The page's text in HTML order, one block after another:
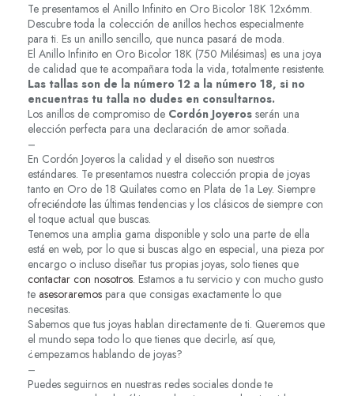
Te presentamos el Anillo Infinito en Oro Bicolor 18K 12x6mm.
Descubre toda la colección de anillos hechos especialmente
para ti. Es un anillo sencillo, que nunca pasará de moda.
El Anillo Infinito en Oro Bicolor 18K (750 Milésimas) es una joya
de calidad que te acompañara toda la vida, totalmente resistente.
Las tallas son de la número 12 a la número 18, si no
encuentras tu talla no dudes en consultarnos.
Los anillos de compromiso de Cordón Joyeros serán una
elección perfecta para una declaración de amor soñada.
–
En Cordón Joyeros la calidad y el diseño son nuestros
estándares. Te presentamos nuestra colección propia de joyas
tanto en Oro de 18 Quilates como en Plata de 1a Ley. Siempre
ofreciéndote las últimas tendencias y los clásicos de siempre con
el toque actual que buscas.
Tenemos una amplia gama disponible y solo una parte de ella
está en web, por lo que si buscas algo en especial, una pieza por
encargo o incluso diseñar tus propias joyas, solo tienes que
contactar con nosotros. Estamos a tu servicio y con mucho gusto
te asesoraremos para que consigas exactamente lo que
necesitas.
Sabemos que tus joyas hablan directamente de ti. Queremos que
el mundo sepa todo lo que tienes que decirle, así que,
¿empezamos hablando de joyas?
–
Puedes seguirnos en nuestras redes sociales donde te